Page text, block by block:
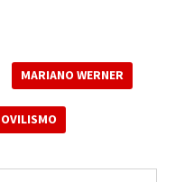
MARIANO WERNER